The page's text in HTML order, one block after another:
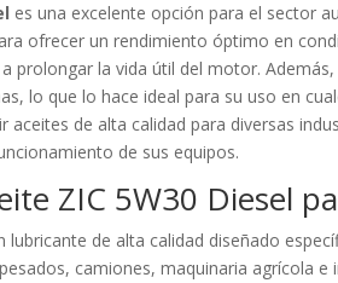
es una excelente opción para el sector
ofrecer un rendimiento óptimo en
prolongar la vida útil del motor.
lo que lo hace ideal para su uso en
aceites de alta calidad para diversas
de sus equipos.
ZIC 5W30 Diesel
lubricante de alta calidad diseñado
camiones, maquinaria agrícola